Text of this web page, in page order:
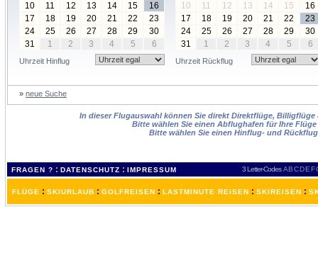
10
11 12 13 14 15
16
17
18 19 20 21 22
23
24
25 26 27 28 29
30
31
1 2 3 4 5 6
Uhrzeit Hinflug
10
11 12 13 14 15
16
17
18 19 20 21 22
23
24
25 26 27 28 29
30
31
1 2 3 4 5 6
Uhrzeit Rückflug
» neue Suche
In dieser Flugauswahl können Sie direkt Direktflüge,
Bitte wählen Sie einen Abflughafen für Ihre Flüge
Bitte wählen Sie einen Hinflug- und
FRAGEN ? : DATENSCHUTZ : IMPRESSUM 3 Letter-Codes ABCDEF
FLÜGE : SKIURLAUB : GOLFREISEN : LASTMINUTE REISEN : SKIREISEN :